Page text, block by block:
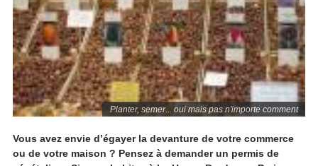
Planter, semer... oui mais pas n'importe comment
Vous avez envie d’égayer la devanture de votre commerce
ou de votre maison ? Pensez à demander un permis de